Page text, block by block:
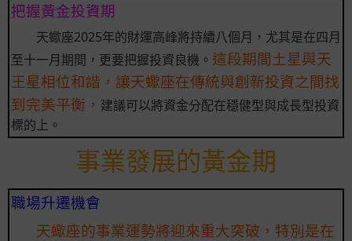
把握黃金投資期
天蠍座2025年的財運高峰將持續八個月，尤其是在四月
至十一月期間，更要把握投資良機。 這段期間土星與天
王星相位和諧，讓天蠍座在傳統與創新投資之間找
到完美平衡， 建議可以將資金分配在穩健型與成長型投資
標的上。
事業發展的黃金期
職場升遷機會
天蠍座的事業運勢將迎來重大突破，特別是在